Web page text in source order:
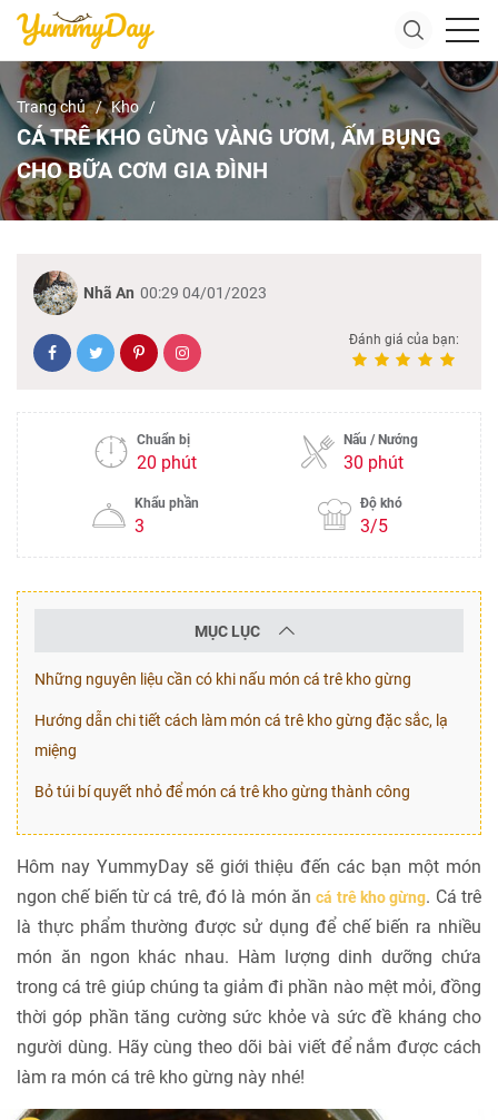
Trang chủ Kho
CÁ TRÊ KHO GỪNG VÀNG ƯƠM, ẤM BỤNG
CHO BỮA CƠM GIA ĐÌNH
Nhã An 00:29 04/01/2023
Đánh giá của bạn:
Chuẩn bị
20 phút
Nấu / Nướng
30 phút
Khẩu phần
3
Độ khó
3/5
MỤC LỤC
Những nguyên liệu cần có khi nấu món cá trê kho gừng
Hướng dẫn chi tiết cách làm món cá trê kho gừng đặc sắc, lạ
miệng
Bỏ túi bí quyết nhỏ để món cá trê kho gừng thành công
Hôm nay YummyDay sẽ giới thiệu đến các bạn một món
ngon chế biến từ cá trê, đó là món ăncá trê kho gừng. Cá trê
là thực phẩm thường được sử dụng để chế biến ra nhiều
món ăn ngon khác nhau. Hàm lượng dinh dưỡng chứa
trong cá trê giúp chúng ta giảm đi phần nào mệt mỏi, đồng
thời góp phần tăng cường sức khỏe và sức đề kháng cho
người dùng. Hãy cùng theo dõi bài viết để nắm được cách
làm ra món cá trê kho gừng này nhé!